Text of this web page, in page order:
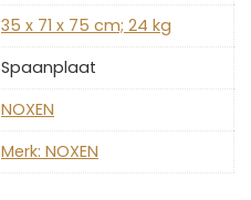
‎35 x 71 x 75 cm; 24 kg
‎Spaanplaat
‎NOXEN
Merk: NOXEN